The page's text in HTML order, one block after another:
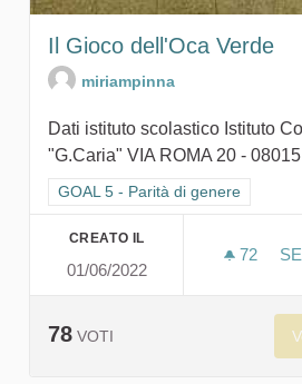
Il Gioco dell'Oca Verde
miriampinna
Dati istituto scolastico Istituto
"G.Caria" VIA ROMA 20 -
Filtra i risultati per categoria:
GOAL 5 - Parità di genere
CREATO IL
01/06/2022
72 72
78 VOTI